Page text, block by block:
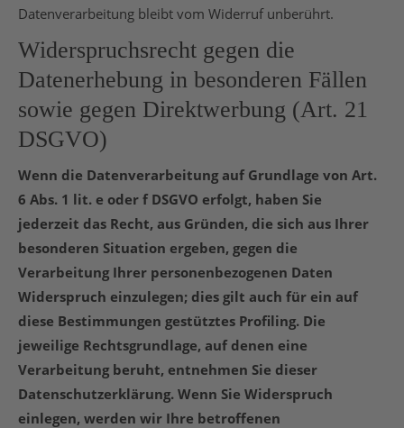
Datenverarbeitung bleibt vom Widerruf unberührt.
Widerspruchsrecht gegen die
Datenerhebung in besonderen Fällen
sowie gegen Direktwerbung (Art. 21
DSGVO)
Wenn die Datenverarbeitung auf Grundlage von Art.
6 Abs. 1 lit. e oder f DSGVO erfolgt, haben Sie
jederzeit das Recht, aus Gründen, die sich aus Ihrer
besonderen Situation ergeben, gegen die
Verarbeitung Ihrer personenbezogenen Daten
Widerspruch einzulegen; dies gilt auch für ein auf
diese Bestimmungen gestütztes Profiling. Die
jeweilige Rechtsgrundlage, auf denen eine
Verarbeitung beruht, entnehmen Sie dieser
Datenschutzerklärung. Wenn Sie Widerspruch
einlegen, werden wir Ihre betroffenen